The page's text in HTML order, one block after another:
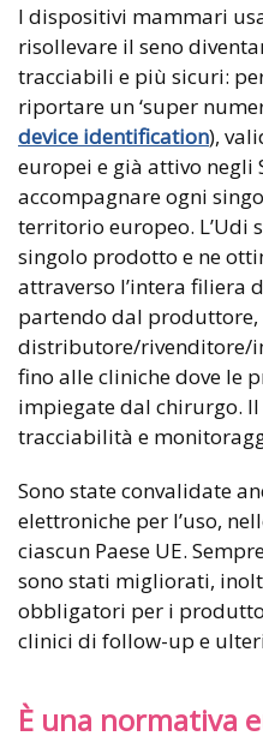
I dispositivi mammari
risollevare il seno
tracciabili e più sicuri:
riportare un ‘super
device identification),
europei e già attivo negli
accompagnare ogni
territorio europeo. L’Udi
singolo prodotto e ne
attraverso l’intera filiera
partendo dal produttore,
distributore/rivenditore/
fino alle cliniche dove le
impiegate dal chirurgo.
tracciabilità e
Sono state convalidate
elettroniche per l’uso,
ciascun Paese UE.
sono stati migliorati,
obbligatori per i
clinici di follow-up e
È una normativa